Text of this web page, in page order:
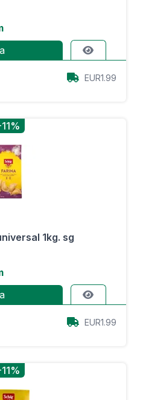
EUR1.99
1kg. sg
EUR1.99